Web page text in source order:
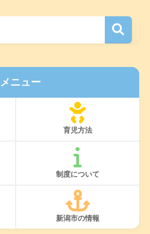
メニュー
育児方法
制度について
新潟市の情報